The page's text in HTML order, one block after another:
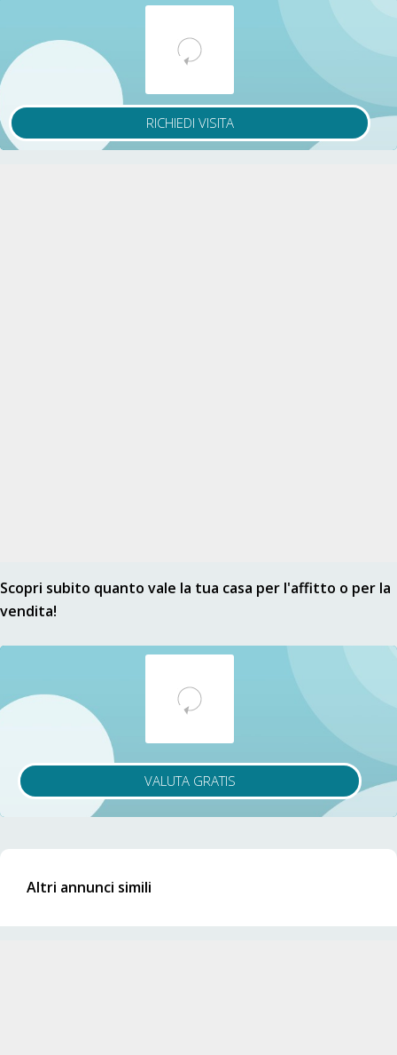
RICHIEDI VISITA
Scopri subito quanto vale la tua casa per l'affitto o per la
vendita!
VALUTA GRATIS
Altri annunci simili